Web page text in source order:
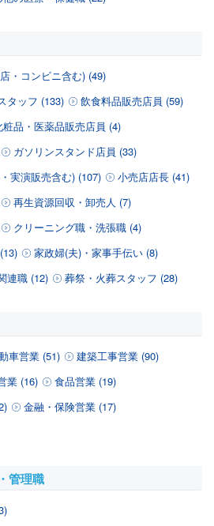
・コンビニ含む) (49)
タッフ (133)
飲食料品販売店員 (59)
粧品・医薬品販売店員 (4)
ガソリンスタンド店員 (33)
実演販売含む) (107)
小売店店長 (41)
再生資源回収・卸売人 (7)
クリーニング職・洗張職 (4)
家政婦(夫)・家事手伝い (8)
連職 (12)
葬祭・火葬スタッフ (28)
車営業 (51)
建築工事営業 (90)
業 (16)
食品営業 (19)
金融・保険営業 (17)
管理職